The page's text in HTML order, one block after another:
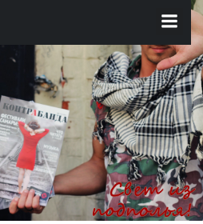
содержимому